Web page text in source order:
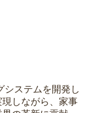
システムを開発し
しながら、家事